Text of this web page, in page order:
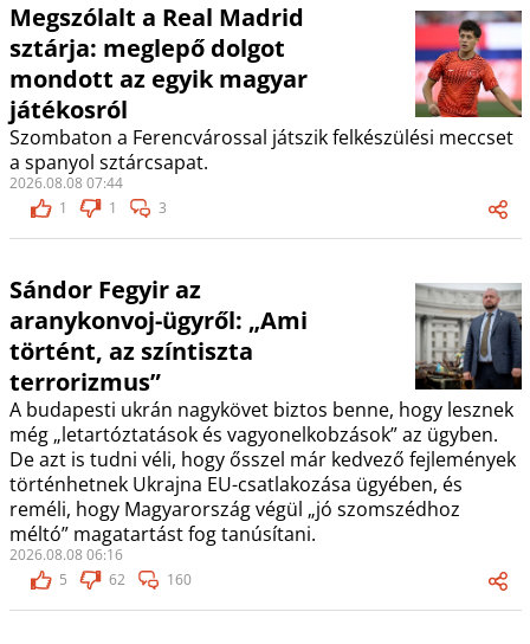
Megszólalt a Real Madrid
sztárja: meglepő dolgot
mondott az egyik magyar
játékosról
Szombaton a Ferencvárossal játszik felkészülési meccset
a spanyol sztárcsapat.
2026.08.08 07:44
1
1 3
Sándor Fegyir az
aranykonvoj-ügyről: „Ami
történt, az színtiszta
terrorizmus”
A budapesti ukrán nagykövet biztos benne, hogy lesznek
még „letartóztatások és vagyonelkobzások” az ügyben.
De azt is tudni véli, hogy ősszel már kedvező fejlemények
történhetnek Ukrajna EU-csatlakozása ügyében, és
reméli, hogy Magyarország végül „jó szomszédhoz
méltó” magatartást fog tanúsítani.
2026.08.08 06:16
5
62 160